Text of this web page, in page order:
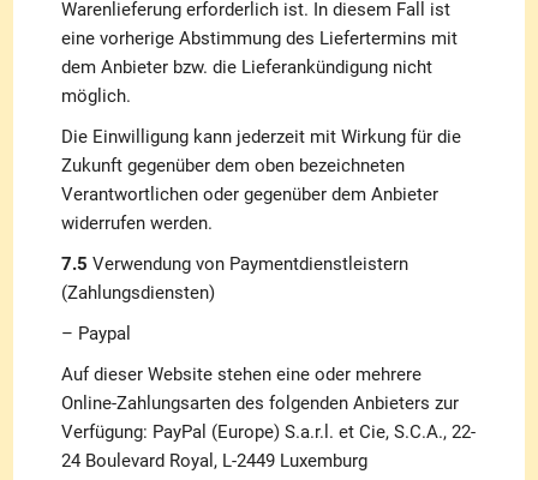
Warenlieferung erforderlich ist. In diesem Fall ist
eine vorherige Abstimmung des Liefertermins mit
dem Anbieter bzw. die Lieferankündigung nicht
möglich.
Die Einwilligung kann jederzeit mit Wirkung für die
Zukunft gegenüber dem oben bezeichneten
Verantwortlichen oder gegenüber dem Anbieter
widerrufen werden.
7.5 Verwendung von Paymentdienstleistern
(Zahlungsdiensten)
– Paypal
Auf dieser Website stehen eine oder mehrere
Online-Zahlungsarten des folgenden Anbieters zur
Verfügung: PayPal (Europe) S.a.r.l. et Cie, S.C.A., 22-
24 Boulevard Royal, L-2449 Luxemburg